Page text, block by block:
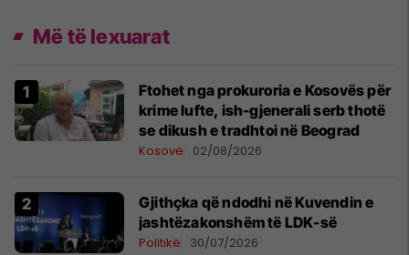
Më të lexuarat
Ftohet nga prokuroria e Kosovës për
krime lufte, ish-gjenerali serb thotë
se dikush e tradhtoi në Beograd
Kosovë 02/08/2026
Gjithçka që ndodhi në Kuvendin e
jashtëzakonshëm të LDK-së
Politikë 30/07/2026